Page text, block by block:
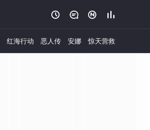
   
红海行动 恶人传 安娜 惊天营救